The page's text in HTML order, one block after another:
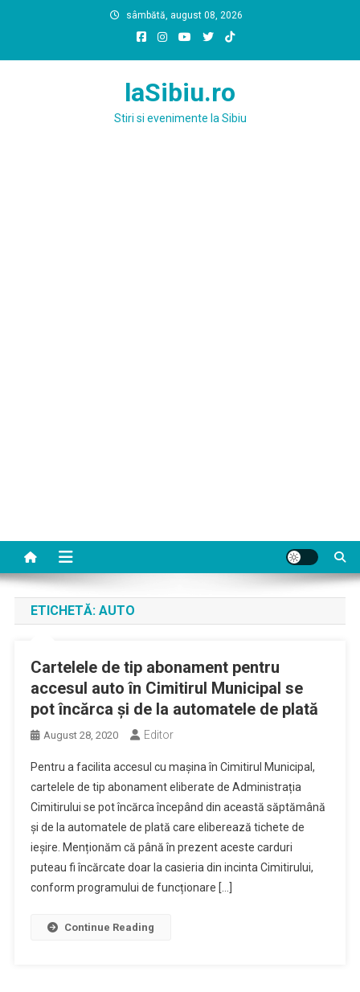
sâmbătă, august 08, 2026
laSibiu.ro
Stiri si evenimente la Sibiu
ETICHETĂ: AUTO
Cartelele de tip abonament pentru
accesul auto în Cimitirul Municipal se
pot încărca și de la automatele de plată
August 28, 2020 Editor
Pentru a facilita accesul cu mașina în Cimitirul Municipal,
cartelele de tip abonament eliberate de Administrația
Cimitirului se pot încărca începând din această săptămână
și de la automatele de plată care eliberează tichete de
ieșire. Menționăm că până în prezent aceste carduri
puteau fi încărcate doar la casieria din incinta Cimitirului,
conform programului de funcționare […]
Continue Reading